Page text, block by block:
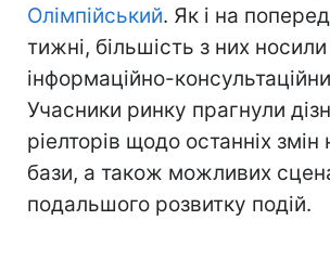
Олімпійський. Як і на
тижні, більшість з них носили
інформаційно-
Учасники ринку прагнули
ріелторів щодо останніх
бази, а також можливих
подальшого розвитку подій.